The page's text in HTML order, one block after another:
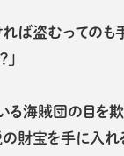
れば盗むってのも
」
る海賊団の目を
の財宝を手に入れ